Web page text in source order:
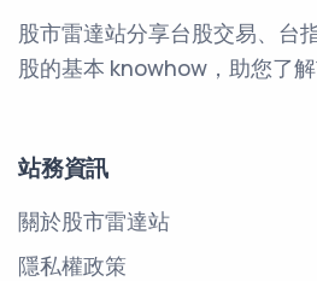
股市雷達站分享台股交易、台
股的基本 knowhow，助您了解
站務資訊
關於股市雷達站
隱私權政策